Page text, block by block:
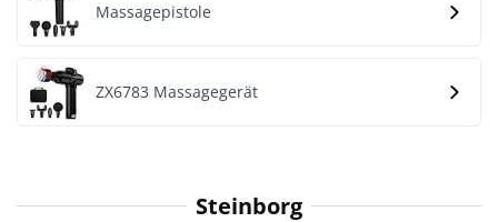
Massagepistole
ZX6783 Massagegerät
Steinborg